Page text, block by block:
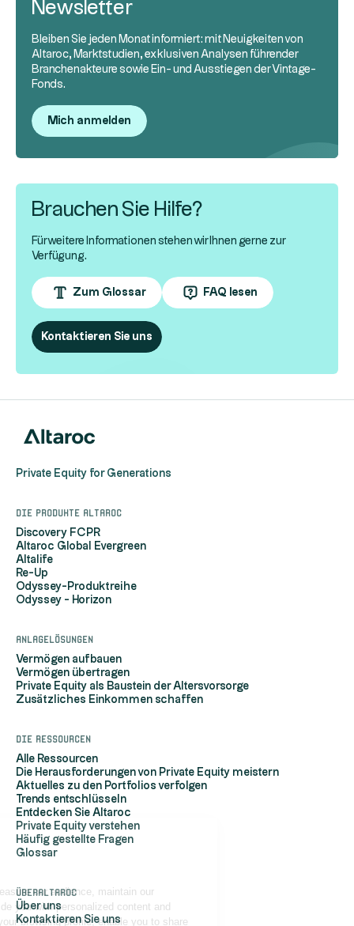
Hi, it's us...
the Cookies!
Altaroc uses cookies to measure our audience, maintain our
relationship with you, provide you with personalized content and
advertisements based on your browsing profile, enable you to share
Newsletter
Bleiben Sie jeden Monat informiert: mit Neuigkeiten von
Altaroc, Marktstudien, exklusiven Analysen führender
Branchenakteure sowie Ein- und Ausstiegen der Vintage-
Fonds.
Mich anmelden
Brauchen Sie Hilfe?
Für weitere Informationen stehen wir Ihnen gerne zur
Verfügung.
Zum Glossar FAQ lesen
Kontaktieren Sie uns
Private Equity for Generations
Die Produkte Altaroc
Discovery FCPR
Altaroc Global Evergreen
Altalife
Re-Up
Odyssey-Produktreihe
Odyssey - Horizon
Anlagelösungen
Vermögen aufbauen
Vermögen übertragen
Private Equity als Baustein der Altersvorsorge
Zusätzliches Einkommen schaffen
Die Ressourcen
Alle Ressourcen
Die Herausforderungen von Private Equity meistern
Aktuelles zu den Portfolios verfolgen
Trends entschlüsseln
Entdecken Sie Altaroc
Private Equity verstehen
Häufig gestellte Fragen
Glossar
ÜberAltaroc
Über uns
Kontaktieren Sie uns